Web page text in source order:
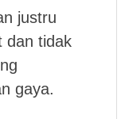
justru
dan tidak
gaya.